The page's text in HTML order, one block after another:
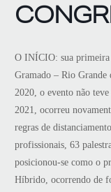
O INÍCIO: sua primeira
Gramado – Rio
2020, o evento não
2021, ocorreu
regras de
profissionais, 63
posicionou-se como o
Híbrido, ocorrendo de